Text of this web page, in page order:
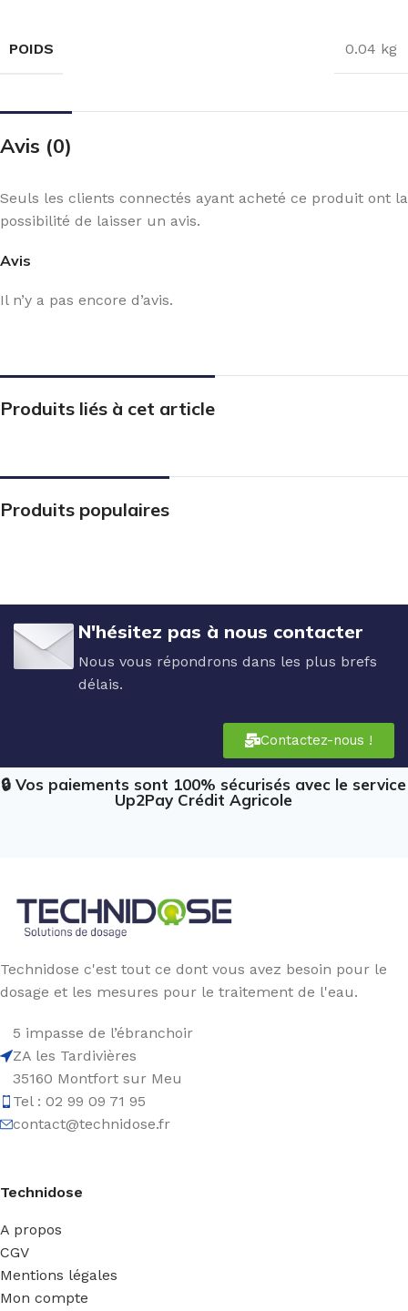
POIDS 0.04 kg
Avis (0)
Avis
Il n’y a pas encore d’avis.
Seuls les clients connectés ayant acheté ce produit ont la
possibilité de laisser un avis.
Produits liés à cet article
Produits populaires
N'hésitez pas à nous contacter
Nous vous répondrons dans les plus brefs
délais.
Contactez-nous !
🔒 Vos paiements sont 100% sécurisés avec le service
Up2Pay Crédit Agricole
Technidose c'est tout ce dont vous avez besoin pour le
dosage et les mesures pour le traitement de l'eau.
5 impasse de l’ébranchoir
ZA les Tardivières
35160 Montfort sur Meu
Tel : 02 99 09 71 95
contact@technidose.fr
Technidose
A propos
CGV
Mentions légales
Mon compte